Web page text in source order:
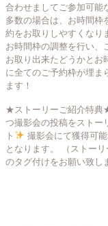
合わせましてご参加可
多数の場合は、お時間枠
約をお取りしやすくなり
お時間枠の調整を行い、
お取り出来たどうかとお
に全てのご予約枠が埋ま
ます！
★ストーリーご紹介特典
つ撮影会の投稿をストー
ト
撮影会にて獲得可
となります。
（ストー
のタグ付けをお願い致し